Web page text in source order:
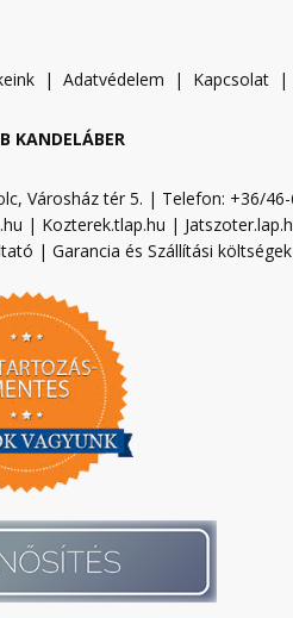
| Adatvédelem | Kapcsolat |
KANDELÁBER
Városház tér 5. | Telefon: +36/
| Kozterek.tlap.hu |
| Garancia és Szállítási költségek